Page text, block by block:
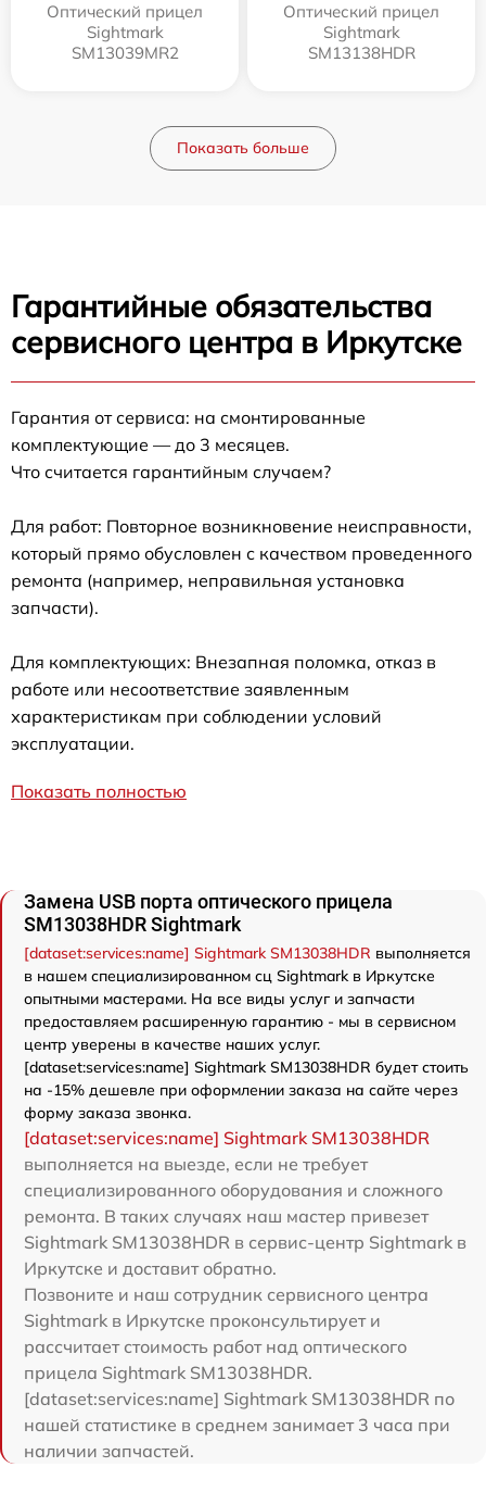
Оптический прицел
Sightmark
SM13039MR2
Оптический прицел
Sightmark
SM13138HDR
Показать больше
Гарантийные обязательства
сервисного центра в Иркутске
Гарантия от сервиса: на смонтированные
комплектующие — до 3 месяцев.
Что считается гарантийным случаем?
Для работ: Повторное возникновение неисправности,
который прямо обусловлен с качеством проведенного
ремонта (например, неправильная установка
запчасти).
Для комплектующих: Внезапная поломка, отказ в
работе или несоответствие заявленным
характеристикам при соблюдении условий
эксплуатации.
Показать полностью
Замена USB порта оптического прицела
SM13038HDR Sightmark
[dataset:services:name] Sightmark SM13038HDR выполняется
в нашем специализированном сц Sightmark в Иркутске
опытными мастерами. На все виды услуг и запчасти
предоставляем расширенную гарантию - мы в сервисном
центр уверены в качестве наших услуг.
[dataset:services:name] Sightmark SM13038HDR будет стоить
на -15% дешевле при оформлении заказа на сайте через
форму заказа звонка.
[dataset:services:name] Sightmark SM13038HDR
выполняется на выезде, если не требует
специализированного оборудования и сложного
ремонта. В таких случаях наш мастер привезет
Sightmark SM13038HDR в сервис-центр Sightmark в
Иркутске и доставит обратно.
Позвоните и наш сотрудник сервисного центра
Sightmark в Иркутске проконсультирует и
рассчитает стоимость работ над оптического
прицела Sightmark SM13038HDR.
[dataset:services:name] Sightmark SM13038HDR по
нашей статистике в среднем занимает 3 часа при
наличии запчастей.